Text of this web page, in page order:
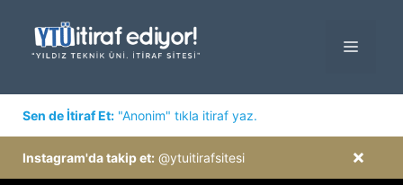
MENÜ
Sen de İtiraf Et: "Anonim" tıkla itiraf yaz.
×
Instagram'da takip et: @ytuitirafsitesi